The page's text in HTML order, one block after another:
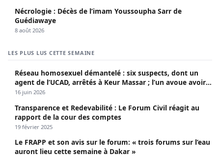
Nécrologie : Décès de l’imam Youssoupha Sarr de
Guédiawaye
8 août 2026
LES PLUS LUS CETTE SEMAINE
Réseau homosexuel démantelé : six suspects, dont un
agent de l’UCAD, arrêtés à Keur Massar ; l’un avoue avoir
propagé le VIH depuis 2018
16 juin 2026
Transparence et Redevabilité : Le Forum Civil réagit au
rapport de la cour des comptes
19 février 2025
Le FRAPP et son avis sur le forum: « trois forums sur l’eau
auront lieu cette semaine à Dakar »